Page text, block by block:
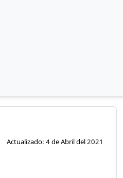
Actualizado: 4 de Abril del 2021